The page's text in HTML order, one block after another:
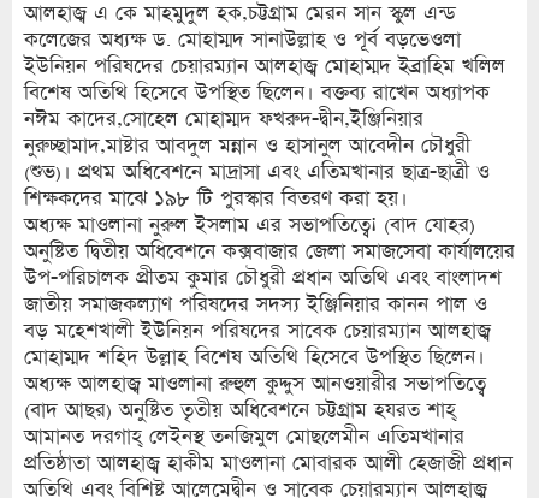
আলহাজ্ব এ কে মাহমুদুল হক,চট্টগ্রাম মেরন সান স্কুল এন্ড
কলেজের অধ্যক্ষ ড. মোহাম্মদ সানাউল্লাহ ও পূর্ব বড়ভেওলা
ইউনিয়ন পরিষদের চেয়ারম্যান আলহাজ্ব মোহাম্মদ ইব্রাহিম খলিল
বিশেষ অতিথি হিসেবে উপস্থিত ছিলেন। বক্তব্য রাখেন অধ্যাপক
নঈম কাদের,সোহেল মোহাম্মদ ফখরুদ-দ্বীন,ইঞ্জিনিয়ার
নুরুচ্ছামাদ,মাষ্টার আবদুল মন্নান ও হাসানুল আবেদীন চৌধুরী
(শুভ)। প্রথম অধিবেশনে মাদ্রাসা এবং এতিমখানার ছাত্র-ছাত্রী ও
শিক্ষকদের মাঝে ১৯৮ টি পুরস্কার বিতরণ করা হয়।
অধ্যক্ষ মাওলানা নুরুল ইসলাম এর সভাপতিত্বে¡ (বাদ যোহর)
অনুষ্টিত দ্বিতীয় অধিবেশনে কক্সবাজার জেলা সমাজসেবা কার্যালয়ের
উপ-পরিচালক প্রীতম কুমার চৌধুরী প্রধান অতিথি এবং বাংলাদশ
জাতীয় সমাজকল্যাণ পরিষদের সদস্য ইঞ্জিনিয়ার কানন পাল ও
বড় মহেশখালী ইউনিয়ন পরিষদের সাবেক চেয়ারম্যান আলহাজ্ব
মোহাম্মদ শহিদ উল্লাহ বিশেষ অতিথি হিসেবে উপস্থিত ছিলেন।
অধ্যক্ষ আলহাজ্ব মাওলানা রুহুল কুদ্দুস আনওয়ারীর সভাপতিত্বে
(বাদ আছর) অনুষ্টিত তৃতীয় অধিবেশনে চট্টগ্রাম হযরত শাহ্
আমানত দরগাহ্ লেইনস্থ তনজিমুল মোছলেমীন এতিমখানার
প্রতিষ্ঠাতা আলহাজ্ব হাকীম মাওলানা মোবারক আলী হেজাজী প্রধান
অতিথি এবং বিশিষ্ট আলেমেদ্বীন ও সাবেক চেয়ারম্যান আলহাজ্ব